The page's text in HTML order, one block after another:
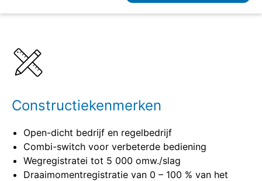
Constructiekenmerken
Open-dicht bedrijf en regelbedrijf
Combi-switch voor verbeterde bediening
Wegregistratei tot 5 000 omw./slag
Draaimomentregistratie van 0 – 100 % van het